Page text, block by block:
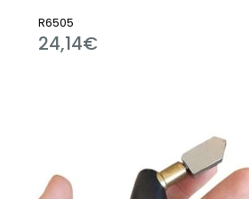
R6505
24,14€